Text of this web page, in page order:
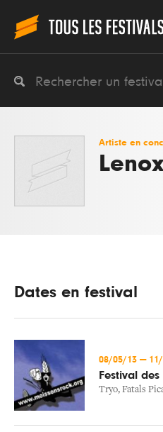
Artiste en
Lenox
Dates en festival
08/05/13 —
Festival
Tryo, Fatals